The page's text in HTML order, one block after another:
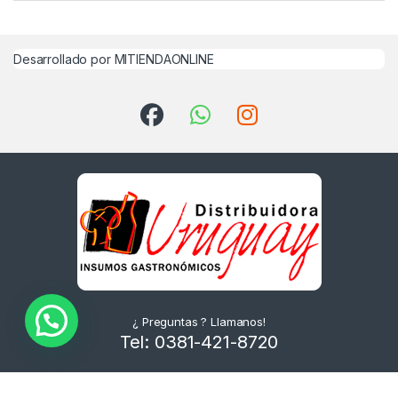
Desarrollado por MITIENDAONLINE
¿ Preguntas ? Llamanos!
Tel: 0381-421-8720